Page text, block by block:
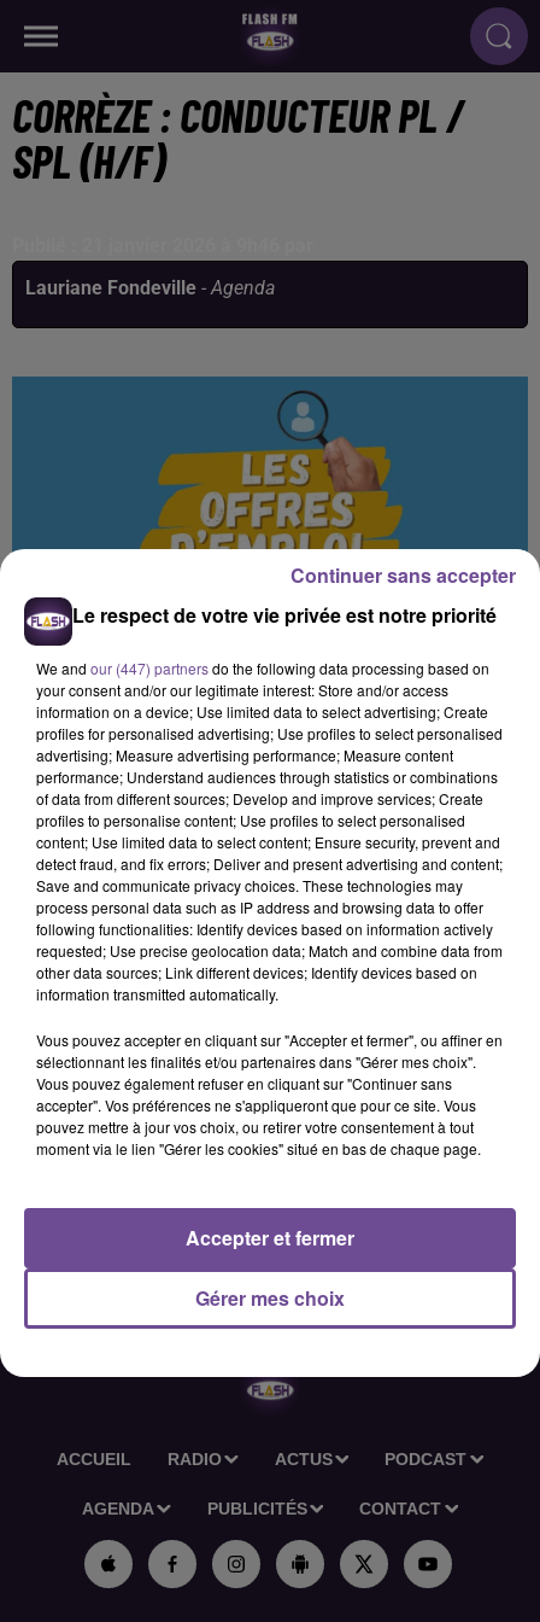
CORRÈZE : CONDUCTEUR PL /
SPL (H/F)
Lauriane Fondeville -Agenda
Offres Emploi Flash FM
Crédit :Flash FM
Une entreprise de transport basée à
Brive-la-Gaillarde recherche un
conducteur poids lourd / super lourd
(H/F)
Conducteur PL / SPL (H/F)
Une entreprise de transport basée à Brive-la-Gaillarde
recherche un conducteur poids lourd / super lourd (H/F).
Vous assurez les livraisons régionales, veillez au bon
arrimage des marchandises et respectez les règles de
conducteur à jour. Poste en horaires de journée, quelques
découches possibles.
Réf France Travail: 0000002
ACCUEIL RADIO ACTUS PODCAST
AGENDA PUBLICITÉS CONTACT
Le respect de votre vie privée est notre priorité
We and our (447) partnersdo the following data processing based on
your consent and/or our legitimate interest: Store and/or access
information on a device; Use limited data to select advertising; Create
profiles for personalised advertising; Use profiles to select personalised
advertising; Measure advertising performance; Measure content
performance; Understand audiences through statistics or combinations
of data from different sources; Develop and improve services; Create
profiles to personalise content; Use profiles to select personalised
content; Use limited data to select content; Ensure security, prevent and
detect fraud, and fix errors; Deliver and present advertising and content;
Save and communicate privacy choices. These technologies may
process personal data such as IP address and browsing data to offer
following functionalities: Identify devices based on information actively
requested; Use precise geolocation data; Match and combine data from
other data sources; Link different devices; Identify devices based on
information transmitted automatically.
Vous pouvez accepter en cliquant sur "Accepter et fermer", ou affiner en
sélectionnant les finalités et/ou partenaires dans "Gérer mes choix".
Vous pouvez également refuser en cliquant sur "Continuer sans
accepter". Vos préférences ne s'appliqueront que pour ce site. Vous
pouvez mettre à jour vos choix, ou retirer votre consentement à tout
moment via le lien "Gérer les cookies" situé en bas de chaque page.
Gérer mes choix
Accepter et fermer
Continuer sans accepter